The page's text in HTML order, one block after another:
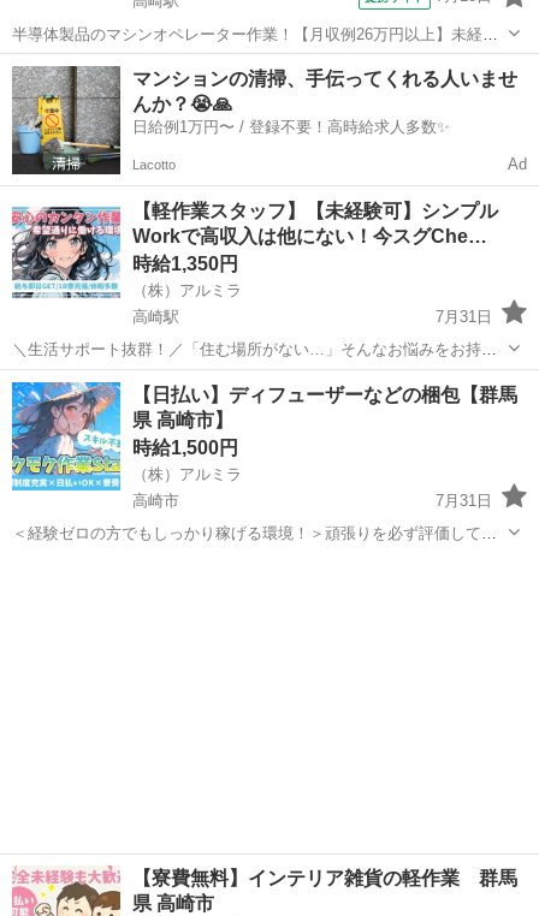
半導体製品のマシンオペレーター作業！【月収例26万円以上】未経験
OK★年間休日188日★自社正社員登用制度あり！マイカー通勤可！1食
200円～格安食堂あり！作業着無償貸与◎《群馬県高崎市》 人気の工
場のお仕事 ◇半導体製品...
群馬 高崎市 その他
マンションの清掃、手伝ってくれる人いませ
んか？😭🙏
日給例1万円〜 / 登録不要！高時給求人多数✨
Lacotto Ad
【軽作業スタッフ】【未経験可】シンプル
Workで高収入は他にない！今スグChe…
時給1,350円
（株）アルミラ
高崎駅
7月31日
＼生活サポート抜群！／「住む場所がない…」そんなお悩みをお持ち
の方必見！アルミラが宿泊支援いたします！ ☆…・プロのコーディネ
ーターがサポートします♪・…☆ お急ぎの方は『06-4963-0032』に
「...
群馬 高崎市 高崎駅 仕分け スタッフ
【日払い】ディフューザーなどの梱包【群馬
県 高崎市】
時給1,500円
（株）アルミラ
高崎市
7月31日
＜経験ゼロの方でもしっかり稼げる環境！＞頑張りを必ず評価してく
【寮費無料】インテリア雑貨の軽作業 群馬
県 高崎市